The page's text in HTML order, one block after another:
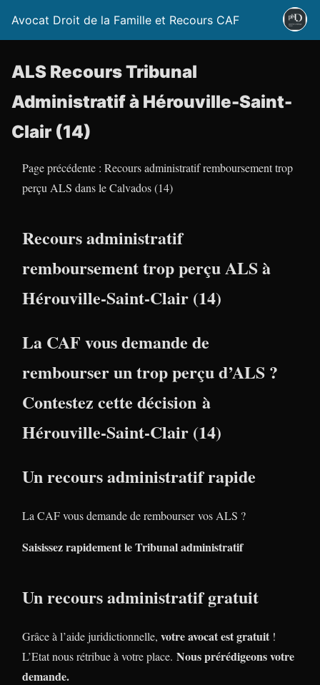
Avocat Droit de la Famille et Recours CAF
ALS Recours Tribunal
Administratif à Hérouville-Saint-
Clair (14)
Page précédente : Recours administratif remboursement trop
perçu ALS dans le Calvados (14)
Recours administratif
remboursement trop perçu ALS à
Hérouville-Saint-Clair (14)
La CAF vous demande de
rembourser un trop perçu d’ALS ?
Contestez cette décision à
Hérouville-Saint-Clair (14)
Un recours administratif rapide
La CAF vous demande de rembourser vos ALS ?
Saisissez rapidement le Tribunal administratif
Un recours administratif gratuit
Grâce à l’aide juridictionnelle, votre avocat est gratuit !
L’Etat nous rétribue à votre place. Nous prérédigeons votre
demande.